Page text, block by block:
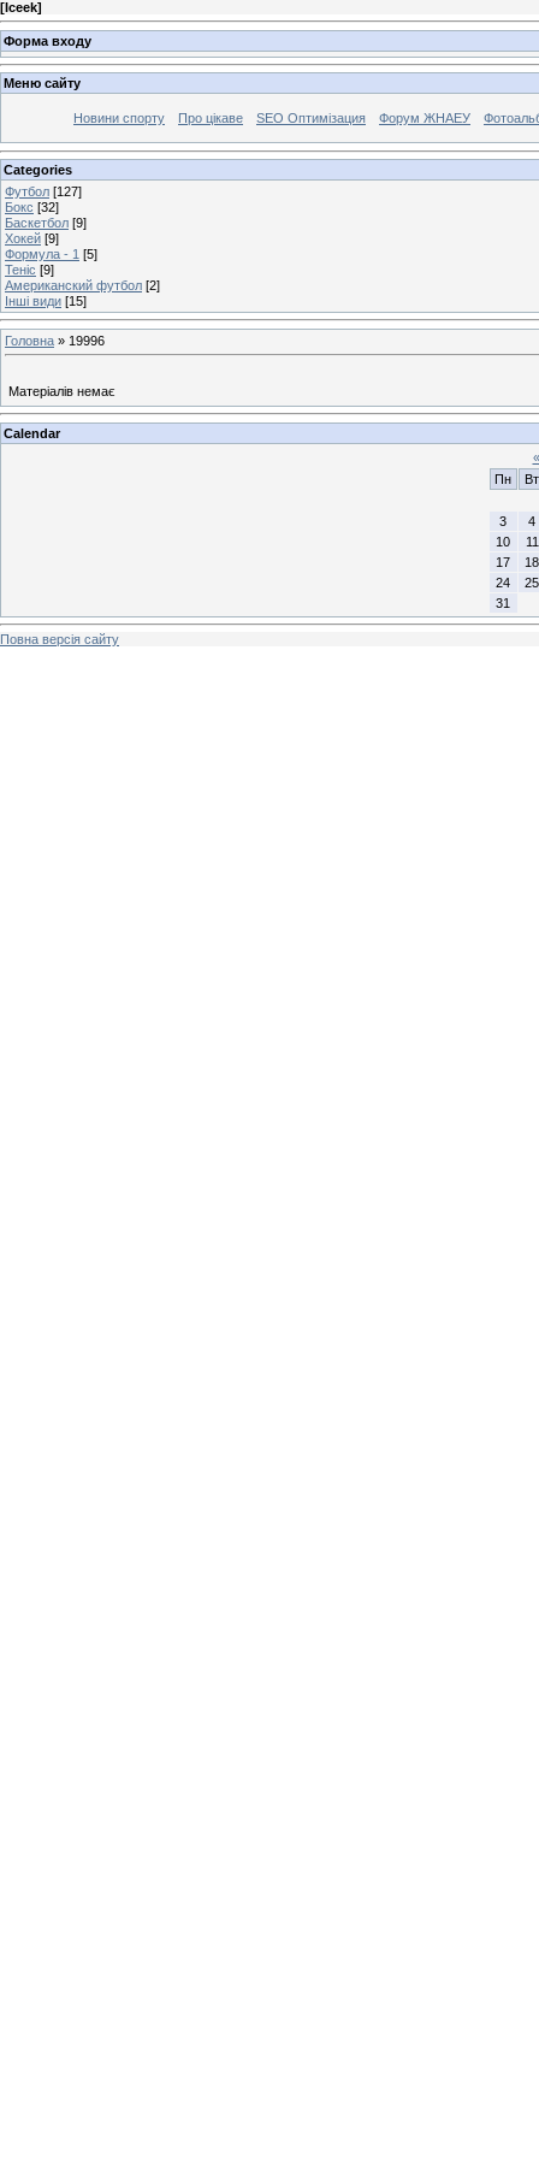
[Iceek]
Форма входу
Меню сайту
Новини спорту Про цікаве SEO Оптимізация Форум ЖНАЕУ
Categories
Футбол [127]
Бокс [32]
Баскетбол [9]
Хокей [9]
Формула - 1 [5]
Теніс [9]
Американский футбол [2]
Інші види [15]
Головна » 19996
Матеріалів немає
Calendar
«
Пн
Вт
3
4
10
11
17
18
24
25
31
Повна версія сайту